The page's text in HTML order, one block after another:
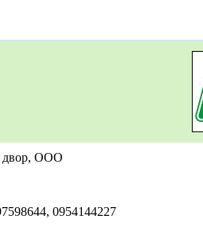
двор, ООО
0954144227